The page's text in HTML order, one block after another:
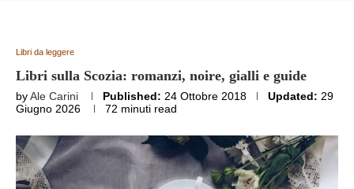
Libri da leggere
Libri sulla Scozia: romanzi, noire, gialli e guide
byAle Carini Published: 24 Ottobre 2018 Updated: 29
Giugno 2026
72 minuti read